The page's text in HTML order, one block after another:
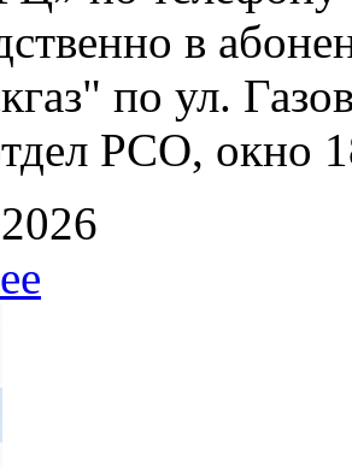
в
по ул.
РСО, окно